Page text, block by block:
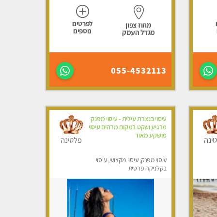
מחוז צפון
מגדל העמק
לפרטים
נוספים
055-4532113
עיסוי בנצרת עילית - עיסוי מפנק
מרגיע ושקט במקום מדהים עיסוי
מושקע מאוד
עיסוי מפנק, עיסוי מקצועי, עיסוי
בקלניקה פרטית
פלטינה